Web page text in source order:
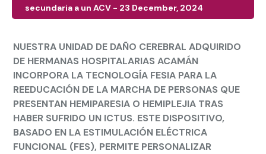
secundaria a un ACV - 23 December, 2024
NUESTRA UNIDAD DE DAÑO CEREBRAL ADQUIRIDO
DE HERMANAS HOSPITALARIAS ACAMÁN
INCORPORA LA TECNOLOGÍA FESIA PARA LA
REEDUCACIÓN DE LA MARCHA DE PERSONAS QUE
PRESENTAN HEMIPARESIA O HEMIPLEJIA TRAS
HABER SUFRIDO UN ICTUS. ESTE DISPOSITIVO,
BASADO EN LA ESTIMULACIÓN ELÉCTRICA
FUNCIONAL (FES), PERMITE PERSONALIZAR